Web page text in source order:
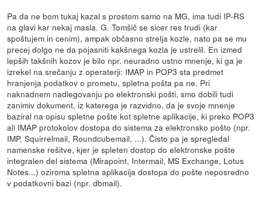
Pa da ne bom tukaj kazal s prostom samo na MG, ima tudi IP-RS
na glavi kar nekaj masla. G. Tomšič se sicer res trudi (kar
spoštujem in cenim), ampak občasno strelja kozle, nato pa se mu
precej dolgo ne da pojasniti kakšnega kozla je ustrelil. En izmed
lepših takšnih kozov je bilo npr. neuradno ustno mnenje, ki ga je
izrekel na srečanju z operaterji: IMAP in POP3 sta predmet
hranjenja podatkov o prometu, spletna pošta pa ne. Pri
naknadnem nadlegovanju po elektronski pošti, smo dobili tudi
zanimiv dokument, iz katerega je razvidno, da je svoje mnenje
baziral na opisu spletne pošte kot spletne aplikacije, ki preko POP3
ali IMAP protokolov dostopa do sistema za elektronsko pošto (npr.
IMP, Squirrelmail, Roundcubemail, ...). Čisto pa je spregledal
namenske rešitve, kjer je spleten dostop do elektronske pošte
integralen del sistema (Mirapoint, Intermail, MS Exchange, Lotus
Notes...) oziroma spletna aplikacija dostopa do pošte neposredno
v podatkovni bazi (npr. dbmail).